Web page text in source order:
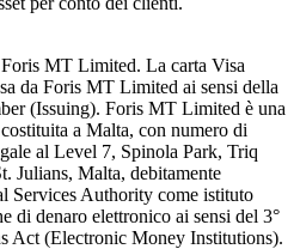
MT Limited. La carta Visa
da Foris MT Limited ai sensi della
(Issuing). Foris MT Limited è una
a Malta, con numero di
al Level 7, Spinola Park, Triq
Julians, Malta, debitamente
Services Authority come istituto
di denaro elettronico ai sensi del 3°
Act (Electronic Money Institutions).